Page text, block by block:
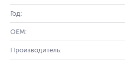
Год:
OEM:
Производитель: